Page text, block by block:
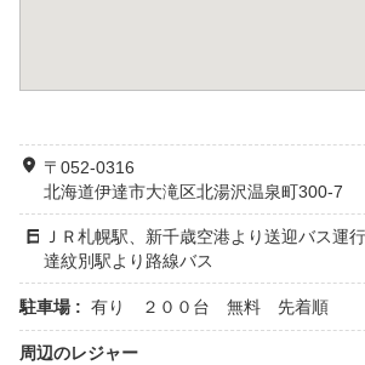
〒052-0316
北海道伊達市大滝区北湯沢温泉町300-7
ＪＲ札幌駅、新千歳空港より送迎バス運
達紋別駅より路線バス
駐車場 : 有り ２００台 無料 先着順
周辺のレジャー